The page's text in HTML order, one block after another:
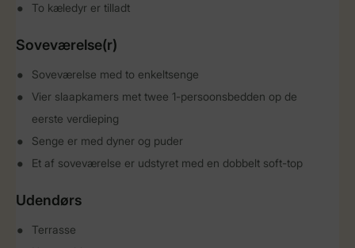
To kæledyr er tilladt
Soveværelse(r)
Soveværelse med to enkeltsenge
Vier slaapkamers met twee 1-persoonsbedden op de
eerste verdieping
Senge er med dyner og puder
Et af soveværelse er udstyret med en dobbelt soft-top
Udendørs
Terrasse